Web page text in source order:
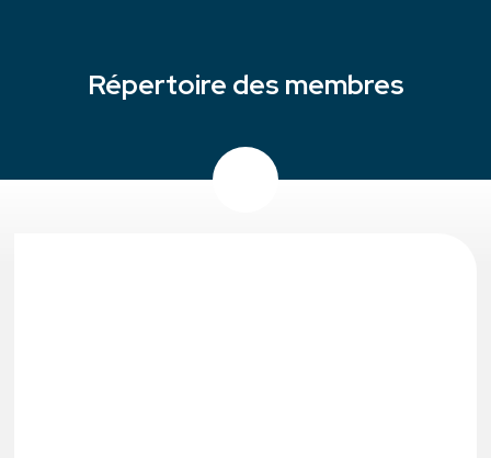
Répertoire des membres